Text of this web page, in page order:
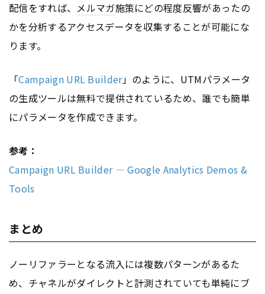
配信をすれば、 メルマガ施策にどの程度反響があったの
かを分析するアクセスデータを収集することが可能にな
ります。
「Campaign URL Builder」のように、UTMパラメータ
の生成ツールは無料で提供されているため、誰でも簡単
にパラメータを作成できます。
参考：
Campaign URL Builder — Google Analytics Demos &
Tools
まとめ
ノーリファラーとなる流入には複数パターンがあるた
め、チャネルがダイレクトと計測されていても単純にブ